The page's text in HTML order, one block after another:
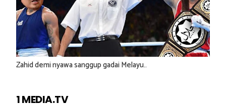
Zahid demi nyawa sanggup gadai Melayu..
1 MEDIA.TV